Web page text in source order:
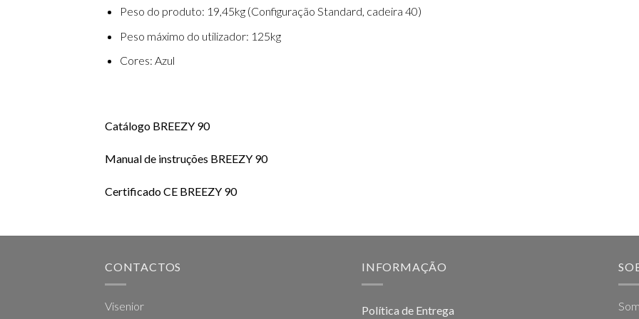
Peso do produto: 19,45kg (Configuração Standard, cadeira 40)
Peso máximo do utilizador: 125kg
Cores: Azul
Catálogo BREEZY 90
Manual de instruções BREEZY 90
Certificado CE BREEZY 90
CONTACTOS
Visenior
INFORMAÇÃO
Política de Entrega